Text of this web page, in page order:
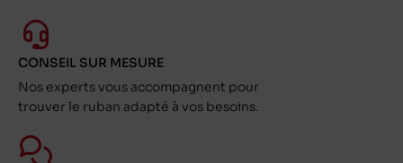
CONSEIL SUR MESURE
Nos experts vous accompagnent pour
trouver le ruban adapté à vos besoins.